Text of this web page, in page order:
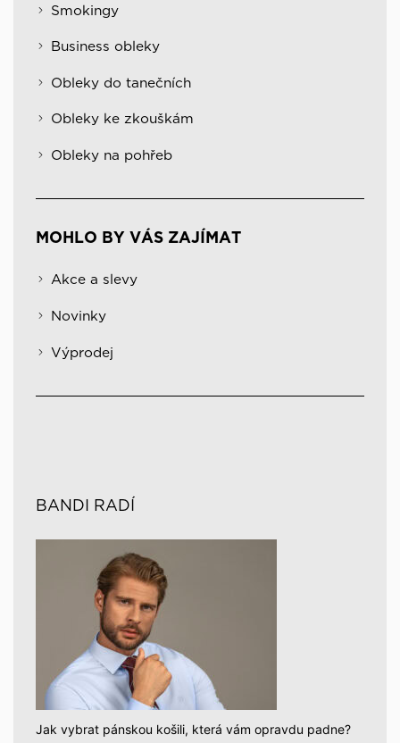
Smokingy
Business obleky
Obleky do tanečních
Obleky ke zkouškám
Obleky na pohřeb
MOHLO BY VÁS ZAJÍMAT
Akce a slevy
Novinky
Výprodej
BANDI RADÍ
Jak vybrat pánskou košili, která vám opravdu padne?